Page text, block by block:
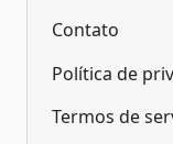
Contato
Política de
Termos de